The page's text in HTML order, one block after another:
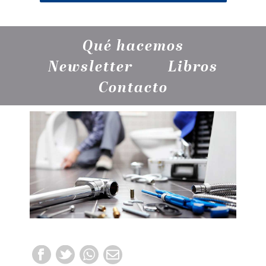
Qué hacemos
Newsletter
Libros
Contacto